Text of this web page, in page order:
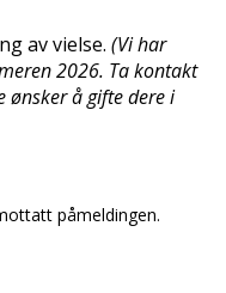
av vielse. (Vi har
2026. Ta kontakt
ønsker å gifte dere i
påmeldingen.